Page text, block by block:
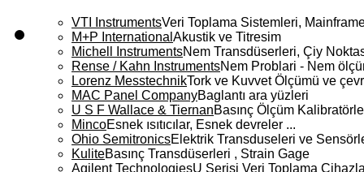
VTI InstrumentsVeri Toplama Sistemleri,
M+P International Akustik ve Titresim
Michell InstrumentsNem Transdüserleri, Çiy
Rense / Kahn InstrumentsNem Problari - Nem
Lorenz MesstechnikTork ve Kuvvet Ölçümü ve
MAC Panel CompanyBaglantı ara yüzleri
U S F Wallace & TiernanBasınç Ölçüm
MincoEsnek ısıtıcılar, Esnek devreler ...
Ohio SemitronicsElektrik Transduseleri ve
KuliteBasınç Transdüserleri , Strain Gage
Agilent TechnologiesU Serisi Veri Toplama